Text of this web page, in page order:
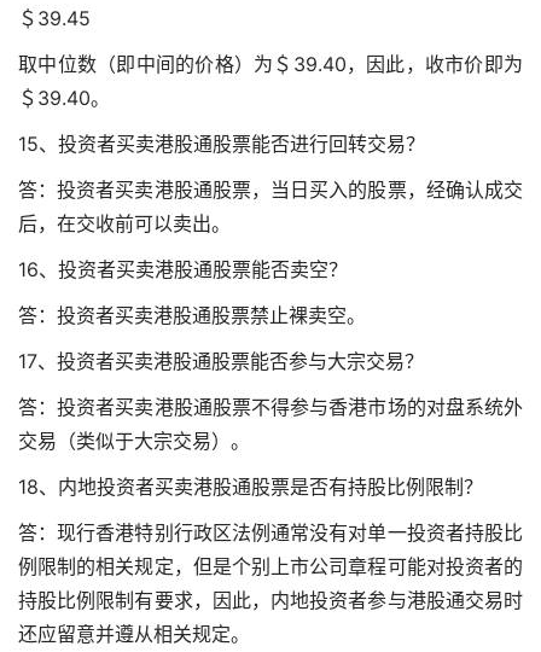
＄39.45
取中位数（即中间的价格）为＄39.40，因此，收市价即为
＄39.40。
15、投资者买卖港股通股票能否进行回转交易？
答：投资者买卖港股通股票，当日买入的股票，经确认成交
后，在交收前可以卖出。
16、投资者买卖港股通股票能否卖空？
答：投资者买卖港股通股票禁止裸卖空。
17、投资者买卖港股通股票能否参与大宗交易？
答：投资者买卖港股通股票不得参与香港市场的对盘系统外
交易（类似于大宗交易）。
18、内地投资者买卖港股通股票是否有持股比例限制？
答：现行香港特别行政区法例通常没有对单一投资者持股比
例限制的相关规定，但是个别上市公司章程可能对投资者的
持股比例限制有要求，因此，内地投资者参与港股通交易时
还应留意并遵从相关规定。